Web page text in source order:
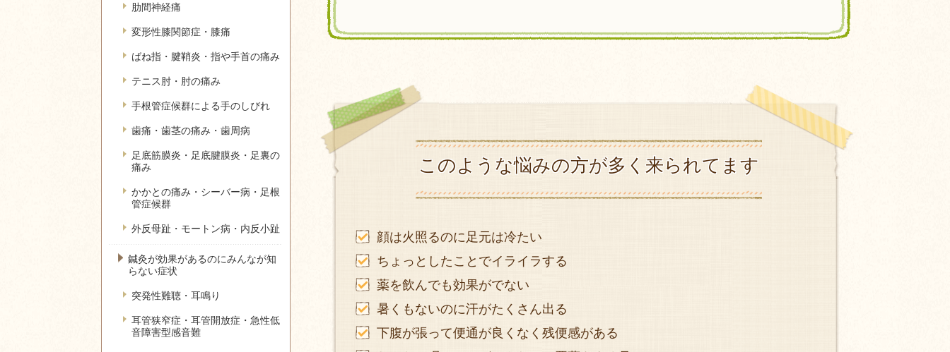
このような悩みの方が多く来られてます
顔は火照るのに足元は冷たい
ちょっとしたことでイライラする
薬を飲んでも効果がでない
暑くもないのに汗がたくさん出る
下腹が張って便通が良くなく残便感がある
肋間神経痛
変形性膝関節症・膝痛
ばね指・腱鞘炎・指や手首の痛み
テニス肘・肘の痛み
手根管症候群による手のしびれ
歯痛・歯茎の痛み・歯周病
足底筋膜炎・足底腱膜炎・足裏の
痛み
かかとの痛み・シーバー病・足根
管症候群
外反母趾・モートン病・内反小趾
鍼灸が効果があるのにみんなが知
らない症状
突発性難聴・耳鳴り
耳管狭窄症・耳管開放症・急性低
音障害型感音難